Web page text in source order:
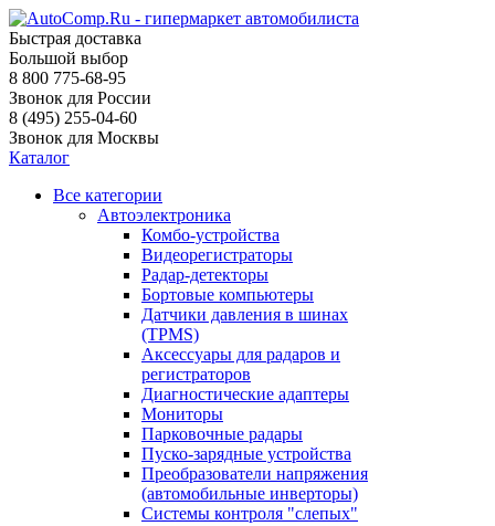
Быстрая доставка
Большой выбор
8 800 775-68-95
Звонок для России
8 (495) 255-04-60
Звонок для Москвы
Каталог
Все категории
Автоэлектроника
Комбо-устройства
Видеорегистраторы
Радар-детекторы
Бортовые компьютеры
Датчики давления в шинах
(TPMS)
Аксессуары для радаров и
регистраторов
Диагностические адаптеры
Мониторы
Парковочные радары
Пуско-зарядные устройства
Преобразователи напряжения
(автомобильные инверторы)
Системы контроля "слепых"